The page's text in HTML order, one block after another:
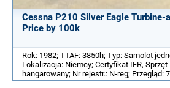
Cessna P210 Silver Eagle Turbine-
Price by 100k
Rok: 1982; TTAF: 3850h; Typ: Samolot
Lokalizacja: Niemcy; Certyfikat IFR, Sprzęt
hangarowany; Nr rejestr.: N-reg; Przegląd: